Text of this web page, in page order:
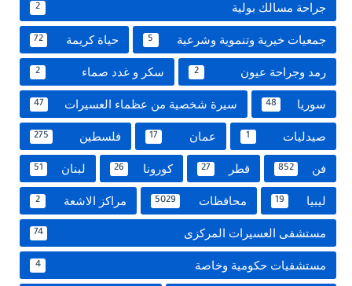
جراحة مسالك بولية 2
جمعيات خيرية وتنموية وشرعية 5 حياة كريمة 72
رمد وجراحة عيون 2 سكر و غدد صماء 2
سوريا 48 سيرة شخصية من عظماء العسيرات 47
صيدليات 1 عمان 17 فلسطين 275
فن 852 قطر 27 كورونا 26 لبنان 51
ليبيا 19 محافظات 5029 مراكز الاشعة 2
مستشفى العسيرات المركزى 74
مستشفيات حكومية وخاصة 4